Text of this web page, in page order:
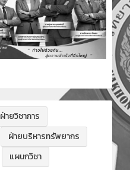
ฝ่ายวิชาการ
ฝ่ายบริหารทรัพยากร
แผนกวิชา